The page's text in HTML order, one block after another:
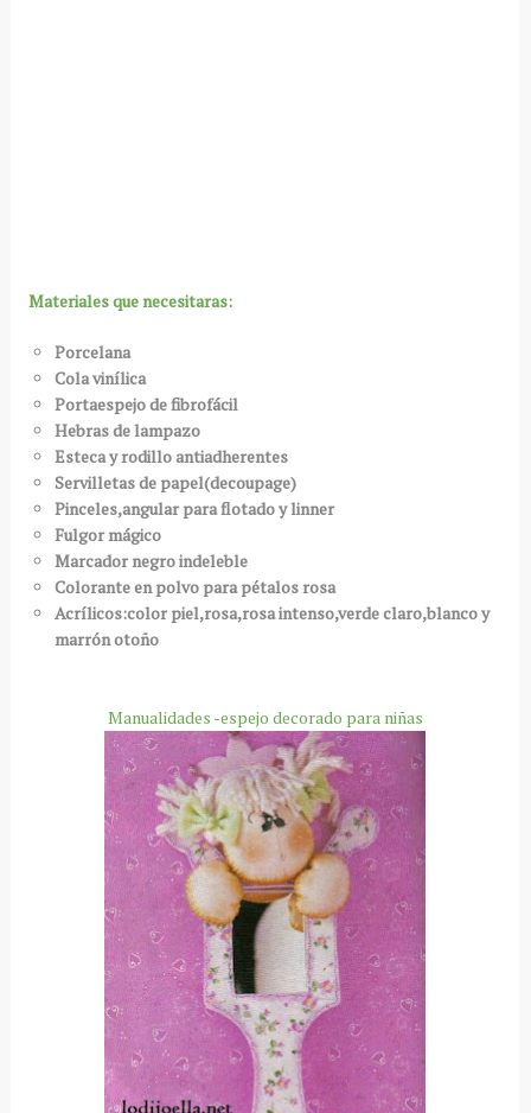
Materiales que necesitaras:
Porcelana
Cola vinílica
Portaespejo de fibrofácil
Hebras de lampazo
Esteca y rodillo antiadherentes
Servilletas de papel(decoupage)
Pinceles,angular para flotado y linner
Fulgor mágico
Marcador negro indeleble
Colorante en polvo para pétalos rosa
Acrílicos:color piel,rosa,rosa intenso,verde claro,blanco y
marrón otoño
Manualidades -espejo decorado para niñas